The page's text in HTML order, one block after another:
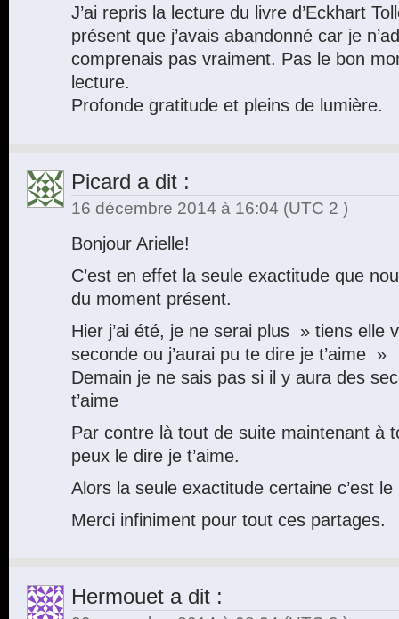
J’ai repris la lecture du livre d’Eckhart
présent que j’avais abandonné car je
comprenais pas vraiment. Pas le bon
lecture.
Profonde gratitude et pleins de lumière.
Picard a dit :
16 décembre 2014 à 16:04 (UTC 2 )
Bonjour Arielle!
C’est en effet la seule exactitude que
du moment présent.
Hier j’ai été, je ne serai plus » tiens elle
seconde ou j’aurai pu te dire je t’aime »
Demain je ne sais pas si il y aura des
t’aime
Par contre là tout de suite maintenant à
peux le dire je t’aime.
Alors la seule exactitude certaine c’est
Merci infiniment pour tout ces partages.
Hermouet a dit :